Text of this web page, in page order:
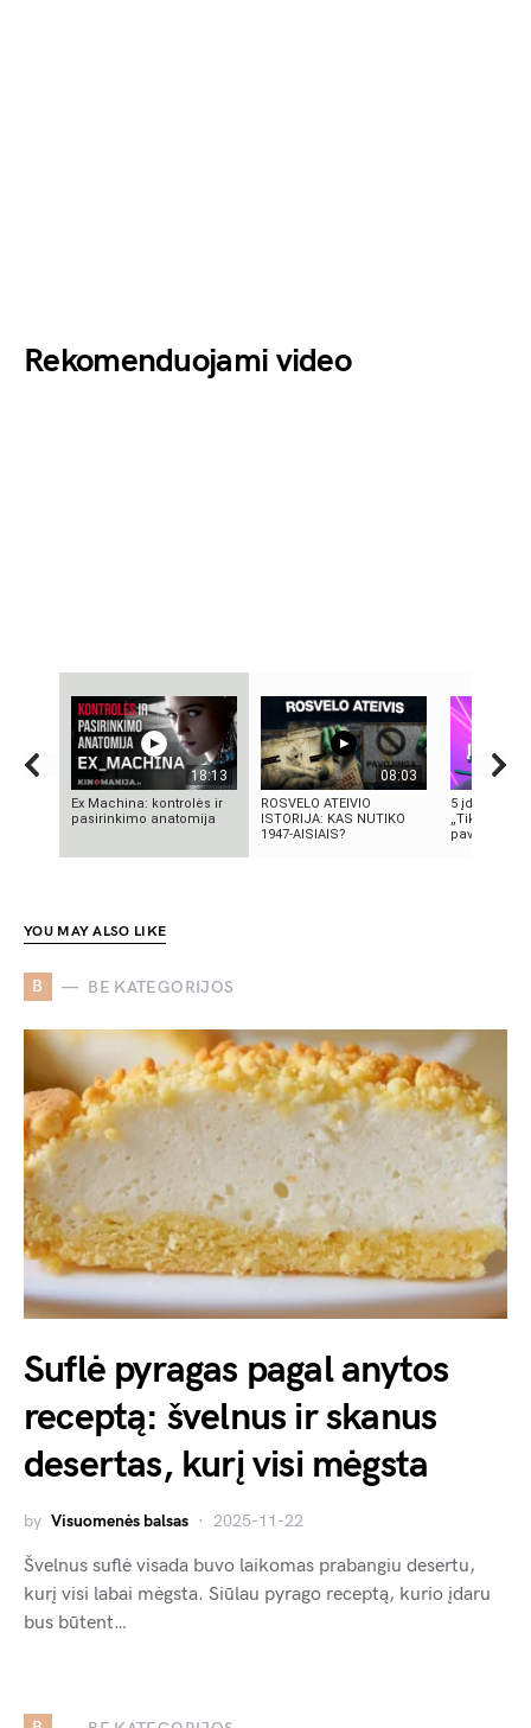
Rekomenduojami video
18:13
Ex Machina: kontrolės ir
pasirinkimo anatomija
08:03
ROSVELO ATEIVIO
ISTORIJA: KAS NUTIKO
1947-AISIAIS?
5 įdomūs
„TikTok“:
YOU MAY ALSO LIKE
B BE KATEGORIJOS
Suflė pyragas pagal anytos
receptą: švelnus ir skanus
desertas, kurį visi mėgsta
by Visuomenės balsas 2025-11-22
Švelnus suflė visada buvo laikomas prabangiu desertu,
kurį visi labai mėgsta. Siūlau pyrago receptą, kurio įdaru
bus būtent…